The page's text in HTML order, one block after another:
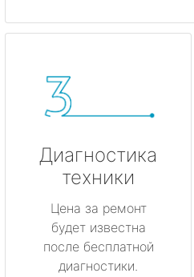
Диагностика
техники
Цена за ремонт
будет известна
после бесплатной
диагностики.